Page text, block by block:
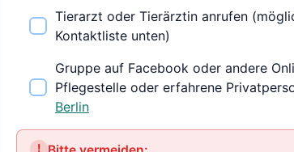
Tierarzt oder Tierärztin anrufen
Kontaktliste unten)
Gruppe auf Facebook oder andere
Pflegestelle oder erfahrene
Berlin
!